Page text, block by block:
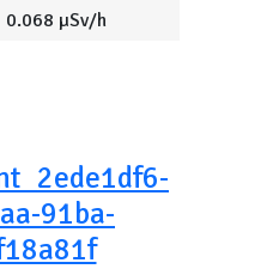
0.068 µSv/h
91ba-